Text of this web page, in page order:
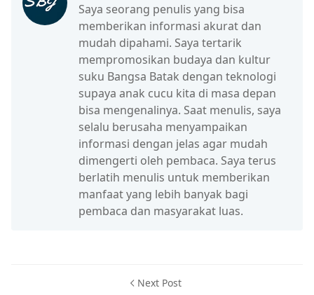
Saya seorang penulis yang bisa
memberikan informasi akurat dan
mudah dipahami. Saya tertarik
mempromosikan budaya dan kultur
suku Bangsa Batak dengan teknologi
supaya anak cucu kita di masa depan
bisa mengenalinya. Saat menulis, saya
selalu berusaha menyampaikan
informasi dengan jelas agar mudah
dimengerti oleh pembaca. Saya terus
berlatih menulis untuk memberikan
manfaat yang lebih banyak bagi
pembaca dan masyarakat luas.
Next Post